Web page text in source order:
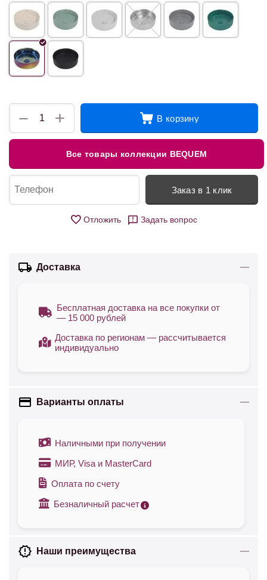
+
− В корзину
Все товары коллекции BEQUEM
Заказ в 1 клик
Отложить Задать вопрос
Доставка
Бесплатная доставка на все покупки от
— 15 000 рублей
Доставка по регионам — рассчитывается
индивидуально
Варианты оплаты
Наличными при получении
МИР, Visa и MasterCard
Оплата по счету
Безналичный расчет
Наши преимущества